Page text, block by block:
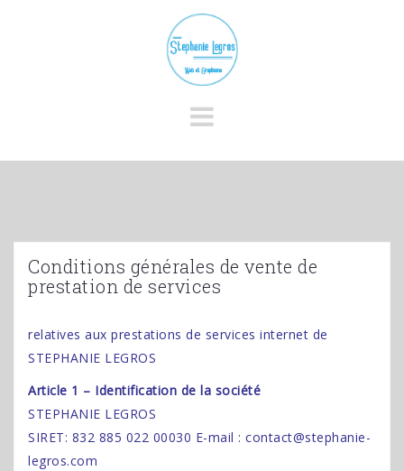
Conditions générales de vente de
prestation de services
relatives aux prestations de services internet de
STEPHANIE LEGROS
Article 1 – Identification de la société
STEPHANIE LEGROS
SIRET: 832 885 022 00030 E-mail : contact@stephanie-
legros.com